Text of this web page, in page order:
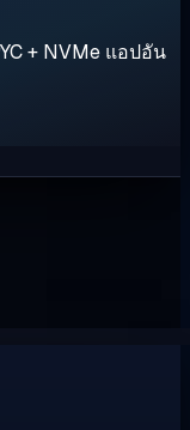
+ NVMe แอปอัน